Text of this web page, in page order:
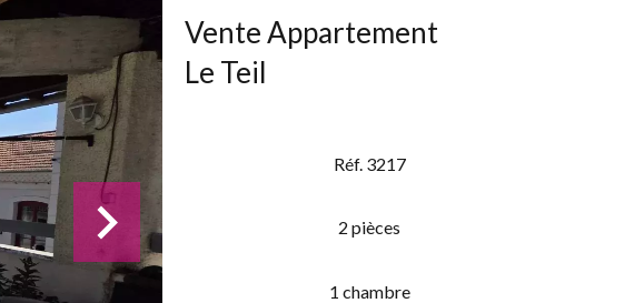
Vente Appartement
Le Teil
Réf. 3217
2 pièces
1 chambre